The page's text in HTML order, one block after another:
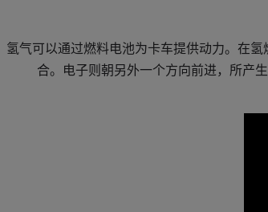
氢气可以通过燃料电池为卡车提供动力。在
合。电子则朝另外一个方向前进，所产